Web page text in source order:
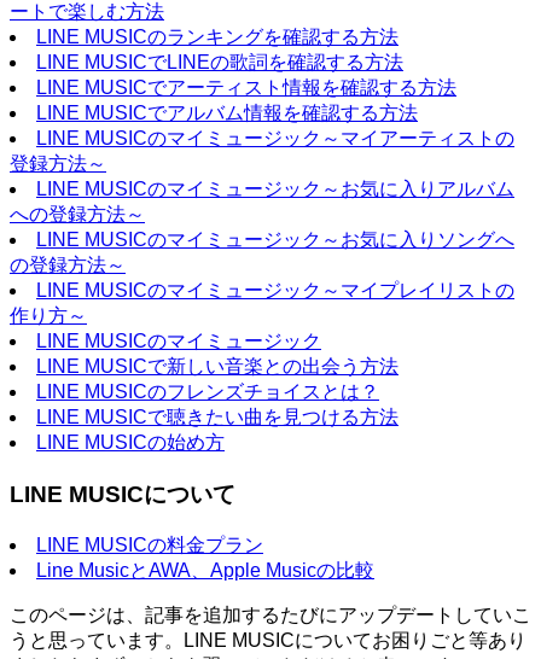
ートで楽しむ方法
LINE MUSICのランキングを確認する方法
LINE MUSICでLINEの歌詞を確認する方法
LINE MUSICでアーティスト情報を確認する方法
LINE MUSICでアルバム情報を確認する方法
LINE MUSICのマイミュージック～マイアーティストの
登録方法～
LINE MUSICのマイミュージック～お気に入りアルバム
への登録方法～
LINE MUSICのマイミュージック～お気に入りソングへ
の登録方法～
LINE MUSICのマイミュージック～マイプレイリストの
作り方～
LINE MUSICのマイミュージック
LINE MUSICで新しい音楽との出会う方法
LINE MUSICのフレンズチョイスとは？
LINE MUSICで聴きたい曲を見つける方法
LINE MUSICの始め方
LINE MUSICについて
LINE MUSICの料金プラン
Line MusicとAWA、Apple Musicの比較
このページは、記事を追加するたびにアップデートしていこ
うと思っています。LINE MUSICについてお困りごと等あり